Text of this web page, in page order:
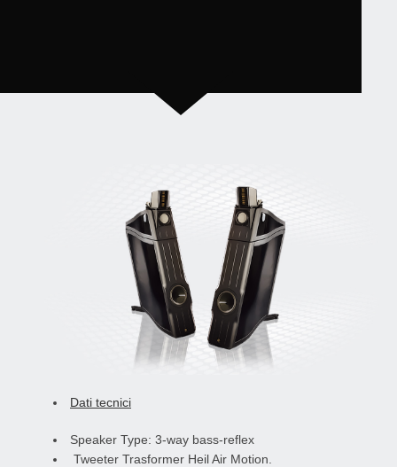
Dati tecnici
Speaker Type: 3-way bass-reflex
Tweeter Trasformer Heil Air Motion.